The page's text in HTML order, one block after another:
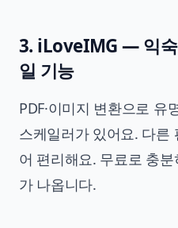
3. iLoveIMG — 익숙
일 기능
PDF·이미지 변환으로 유
스케일러가 있어요. 다른
어 편리해요. 무료로 충
가 나옵니다.